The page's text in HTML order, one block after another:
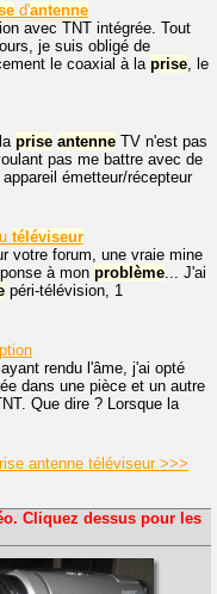
d'antenne
avec TNT intégrée. Tout
je suis obligé de
le coaxial à la prise, le
prise antenne TV n'est pas
pas me battre avec de
émetteur/récepteur
téléviseur
votre forum, une vraie mine
à mon problème... J'ai
péri-télévision, 1
ayant rendu l'âme, j'ai opté
dans une pièce et un autre
Que dire ? Lorsque la
antenne téléviseur >>>
Cliquez dessus pour les